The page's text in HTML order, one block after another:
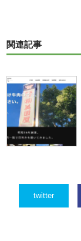
関連記事
twitter